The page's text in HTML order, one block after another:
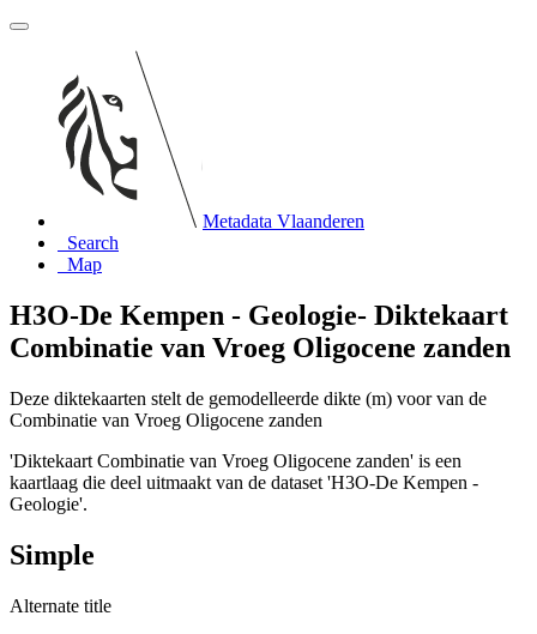
Metadata Vlaanderen
Search
Map
H3O-De Kempen - Geologie- Diktekaart
Combinatie van Vroeg Oligocene zanden
Deze diktekaarten stelt de gemodelleerde dikte (m) voor van de
Combinatie van Vroeg Oligocene zanden
'Diktekaart Combinatie van Vroeg Oligocene zanden' is een
kaartlaag die deel uitmaakt van de dataset 'H3O-De Kempen -
Geologie'.
Simple
Alternate title